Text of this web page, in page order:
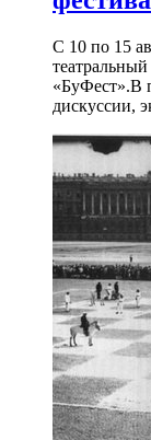
С 10 по 15
«БуФест».В
дискуссии,